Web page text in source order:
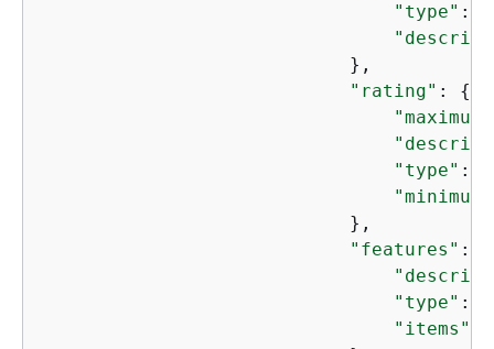
"type" :
                            },
"rating" : {
"maximum"
"type" : [
"minimum"
                            },
"features" :
"type" :
"items"